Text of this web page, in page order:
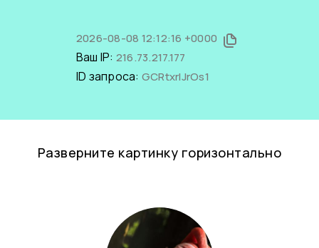
2026-08-08 12:12:16 +0000
Ваш IP: 216.73.217.177
ID запроса: GCRtxrIJrOs1
Разверните картинку горизонтально